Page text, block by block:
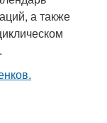
а также